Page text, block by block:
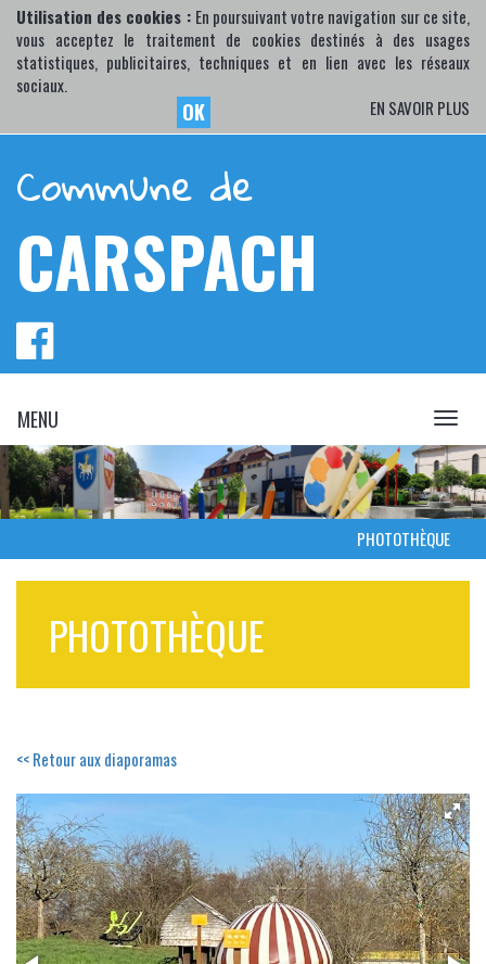
Utilisation des cookies : En poursuivant votre navigation sur ce site,
vous acceptez le traitement de cookies destinés à des usages
statistiques, publicitaires, techniques et en lien avec les réseaux
sociaux.
OK EN SAVOIR PLUS
Commune de
CARSPACH
MENU
MENU
PHOTOTHÈQUE
PHOTOTHÈQUE
<< Retour aux diaporamas